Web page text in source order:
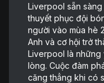
Liverpool sẵn
thuyết phục đội
người vào mùa hè
Anh và cơ hội trở
Liverpool là những
lòng. Cuộc đàm
căng thẳng khi có